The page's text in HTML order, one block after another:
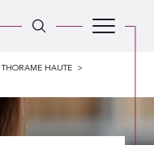
THORAME HAUTE